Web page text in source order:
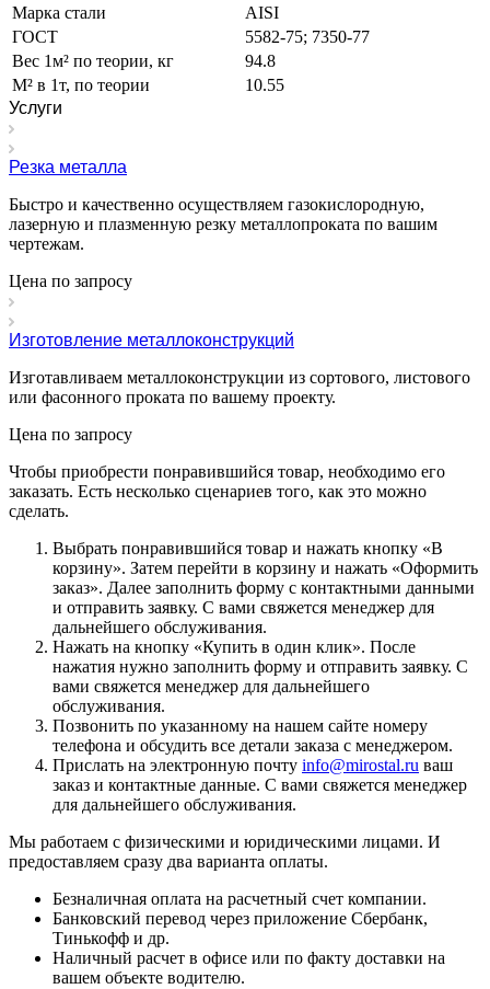
Марка стали
AISI
ГОСТ
5582-75; 7350-77
Вес 1м² по теории, кг
94.8
М² в 1т, по теории
10.55
Услуги
Резка металла
Быстро и качественно осуществляем газокислородную,
лазерную и плазменную резку металлопроката по вашим
чертежам.
Цена по запросу
Изготовление металлоконструкций
Изготавливаем металлоконструкции из сортового, листового
или фасонного проката по вашему проекту.
Цена по запросу
Чтобы приобрести понравившийся товар, необходимо его
заказать. Есть несколько сценариев того, как это можно
сделать.
Выбрать понравившийся товар и нажать кнопку «В
корзину». Затем перейти в корзину и нажать «Оформить
заказ». Далее заполнить форму с контактными данными
и отправить заявку. С вами свяжется менеджер для
дальнейшего обслуживания.
Нажать на кнопку «Купить в один клик». После
нажатия нужно заполнить форму и отправить заявку. С
вами свяжется менеджер для дальнейшего
обслуживания.
Позвонить по указанному на нашем сайте номеру
телефона и обсудить все детали заказа с менеджером.
Прислать на электронную почту info@mirostal.ru ваш
заказ и контактные данные. С вами свяжется менеджер
для дальнейшего обслуживания.
Мы работаем с физическими и юридическими лицами. И
предоставляем сразу два варианта оплаты.
Безналичная оплата на расчетный счет компании.
Банковский перевод через приложение Сбербанк,
Тинькофф и др.
Наличный расчет в офисе или по факту доставки на
вашем объекте водителю.